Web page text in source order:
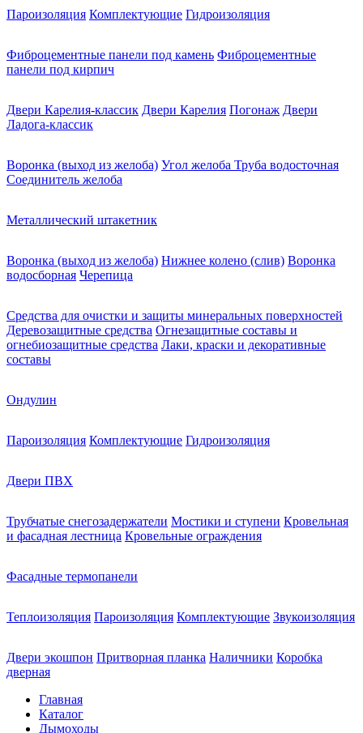
Пароизоляция Комплектующие Гидроизоляция
Фиброцементные панели под камень Фиброцементные
панели под кирпич
Двери Карелия-классик Двери Карелия Погонаж Двери
Ладога-классик
Воронка (выход из желоба) Угол желоба Труба водосточная
Соединитель желоба
Металлический штакетник
Воронка (выход из желоба) Нижнее колено (слив) Воронка
водосборная Черепица
Средства для очистки и защиты минеральных поверхностей
Деревозащитные средства Огнезащитные составы и
огнебиозащитные средства Лаки, краски и декоративные
составы
Ондулин
Пароизоляция Комплектующие Гидроизоляция
Двери ПВХ
Трубчатые снегозадержатели Мостики и ступени Кровельная
и фасадная лестница Кровельные ограждения
Фасадные термопанели
Теплоизоляция Пароизоляция Комплектующие Звукоизоляция
Двери экошпон Притворная планка Наличники Коробка
дверная
Главная
Каталог
Дымоходы